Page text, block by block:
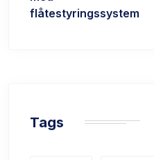
flåtestyringssystem
Tags